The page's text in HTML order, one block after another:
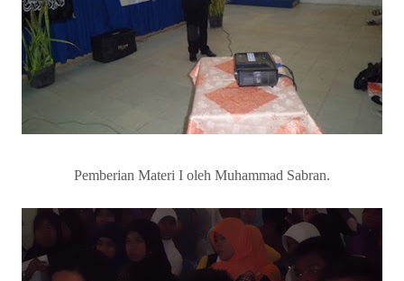
Pemberian Materi I oleh Muhammad Sabran.